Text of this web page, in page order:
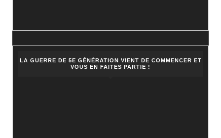
LA GUERRE DE 5E GÉNÉRATION VIENT DE COMMENCER ET
VOUS EN FAITES PARTIE !